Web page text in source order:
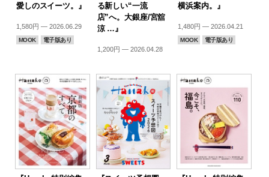
愛しのスイーツ。』
1,580円 — 2026.06.29
MOOK 電子版あり
る新しい“一流
店”へ。大銀座/宮舘
涼 …』
1,200円 — 2026.04.28
横浜案内。』
1,480円 — 2026.04.21
MOOK 電子版あり